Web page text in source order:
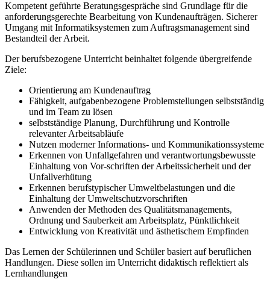
Kompetent geführte Beratungsgespräche sind Grundlage für die
anforderungsgerechte Bearbeitung von Kundenaufträgen. Sicherer
Umgang mit Informatiksystemen zum Auftragsmanagement sind
Bestandteil der Arbeit.
Der berufsbezogene Unterricht beinhaltet folgende übergreifende
Ziele:
Orientierung am Kundenauftrag
Fähigkeit, aufgabenbezogene Problemstellungen selbstständig
und im Team zu lösen
selbstständige Planung, Durchführung und Kontrolle
relevanter Arbeitsabläufe
Nutzen moderner Informations- und Kommunikationssysteme
Erkennen von Unfallgefahren und verantwortungsbewusste
Einhaltung von Vor-schriften der Arbeitssicherheit und der
Unfallverhütung
Erkennen berufstypischer Umweltbelastungen und die
Einhaltung der Umweltschutzvorschriften
Anwenden der Methoden des Qualitätsmanagements,
Ordnung und Sauberkeit am Arbeitsplatz, Pünktlichkeit
Entwicklung von Kreativität und ästhetischem Empfinden
Das Lernen der Schülerinnen und Schüler basiert auf beruflichen
Handlungen. Diese sollen im Unterricht didaktisch reflektiert als
Lernhandlungen